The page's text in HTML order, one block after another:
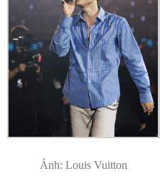
Ảnh: Louis Vuitton